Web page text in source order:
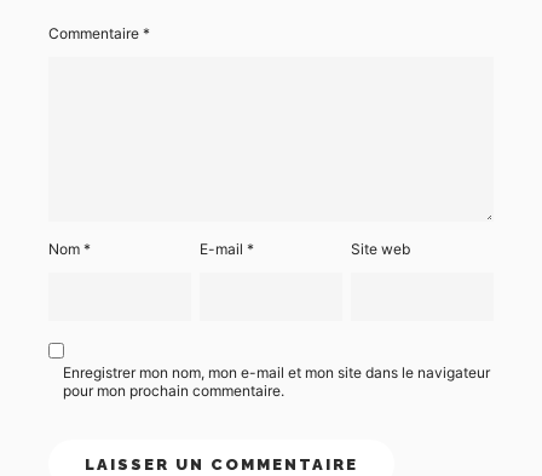
Commentaire *
Nom * E-mail* Site web
Enregistrer mon nom, mon e-mail et mon site dans le navigateur
pour mon prochain commentaire.